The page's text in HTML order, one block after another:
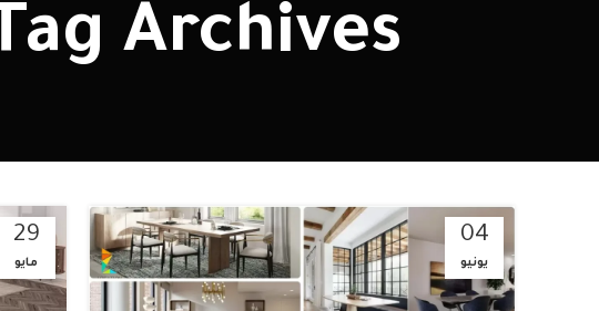
غرف نوم مودرن
غرف نوم نيو كلاسيك
Tag Archives: غرف سفرة في مصر
04
يونيو
29
مايو